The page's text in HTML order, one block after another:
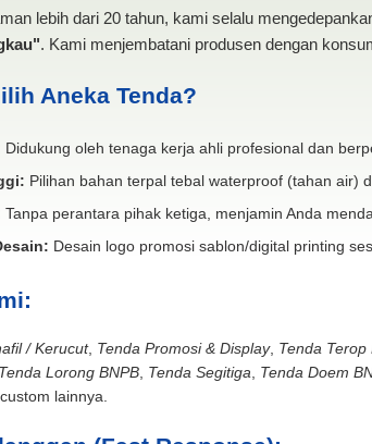
lebih dari 20 tahun, kami selalu
. Kami menjembatani produsen dengan
Aneka Tenda?
Didukung oleh tenaga kerja ahli profesional dan
Pilihan bahan terpal tebal waterproof (tahan air)
Tanpa perantara pihak ketiga, menjamin Anda
Desain logo promosi sablon/digital printing
/ Kerucut, Tenda Promosi & Display, Tenda Terop
Tenda Lorong BNPB, Tenda Segitiga Tenda Doem
lainnya.